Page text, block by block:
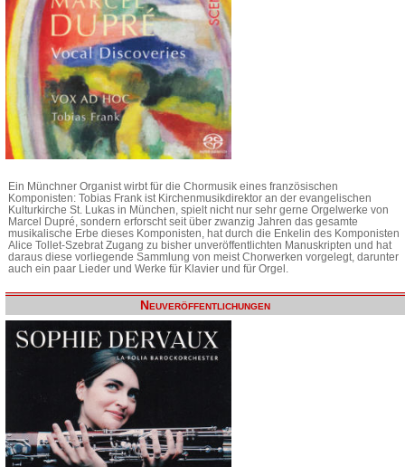
Ein Münchner Organist wirbt für die Chormusik eines französischen
Komponisten: Tobias Frank ist Kirchenmusikdirektor an der evangelischen
Kulturkirche St. Lukas in München, spielt nicht nur sehr gerne Orgelwerke von
Marcel Dupré, sondern erforscht seit über zwanzig Jahren das gesamte
musikalische Erbe dieses Komponisten, hat durch die Enkelin des Komponisten
Alice Tollet-Szebrat Zugang zu bisher unveröffentlichten Manuskripten und hat
daraus diese vorliegende Sammlung von meist Chorwerken vorgelegt, darunter
auch ein paar Lieder und Werke für Klavier und für Orgel.
Neuveröffentlichungen